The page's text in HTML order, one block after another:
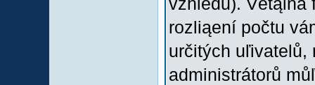
rozliąení počtu
určitých uľivatelů,
administrátorů